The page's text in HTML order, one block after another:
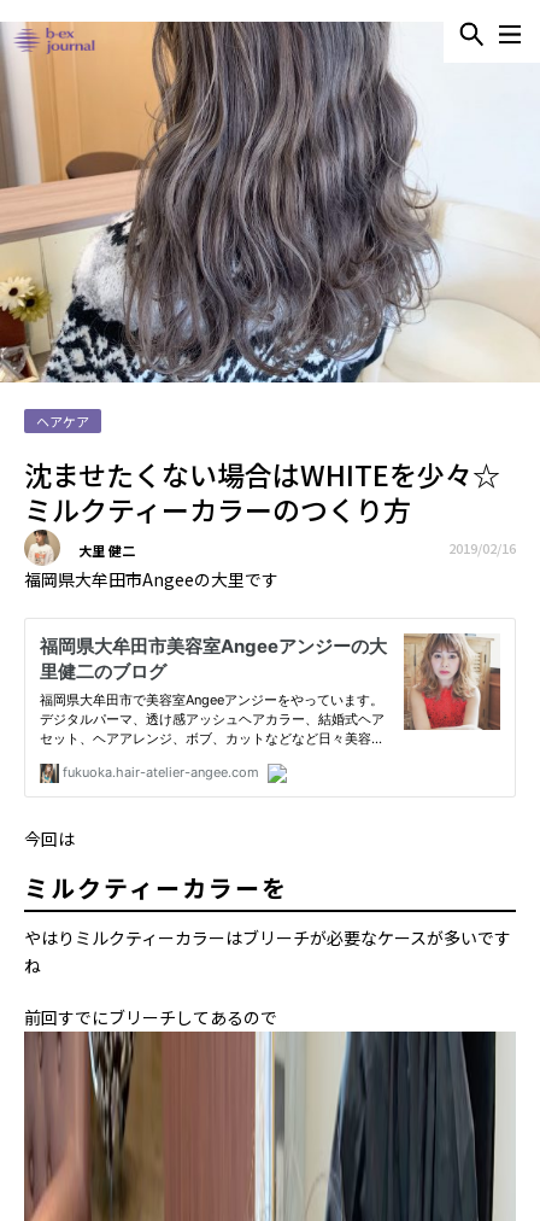
ヘアケア
沈ませたくない場合はWHITEを少々☆
ミルクティーカラーのつくり方
大里 健二 2019/02/16
福岡県大牟田市Angeeの大里です
今回は
ミルクティーカラーを
やはりミルクティーカラーはブリーチが必要なケースが多いです
ね
前回すでにブリーチしてあるので